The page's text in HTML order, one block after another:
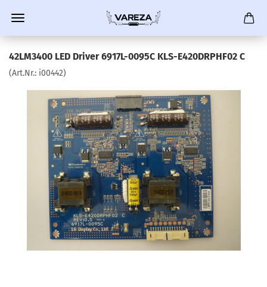
42LM3400 LED Driver 6917L-0095C KLS-E420DRPHF02 C
(Art.Nr.: i00442)